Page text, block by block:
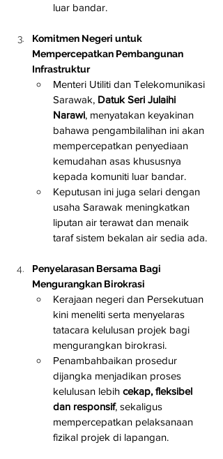
luar bandar.
Komitmen Negeri untuk
Mempercepatkan Pembangunan
Infrastruktur
Menteri Utiliti dan Telekomunikasi
Sarawak, Datuk Seri Julaihi
Narawi, menyatakan keyakinan
bahawa pengambilalihan ini akan
mempercepatkan penyediaan
kemudahan asas khususnya
kepada komuniti luar bandar.
Keputusan ini juga selari dengan
usaha Sarawak meningkatkan
liputan air terawat dan menaik
taraf sistem bekalan air sedia ada.
Penyelarasan Bersama Bagi
Mengurangkan Birokrasi
Kerajaan negeri dan Persekutuan
kini meneliti serta menyelaras
tatacara kelulusan projek bagi
mengurangkan birokrasi.
Penambahbaikan prosedur
dijangka menjadikan proses
kelulusan lebih cekap, fleksibel
dan responsif, sekaligus
mempercepatkan pelaksanaan
fizikal projek di lapangan.